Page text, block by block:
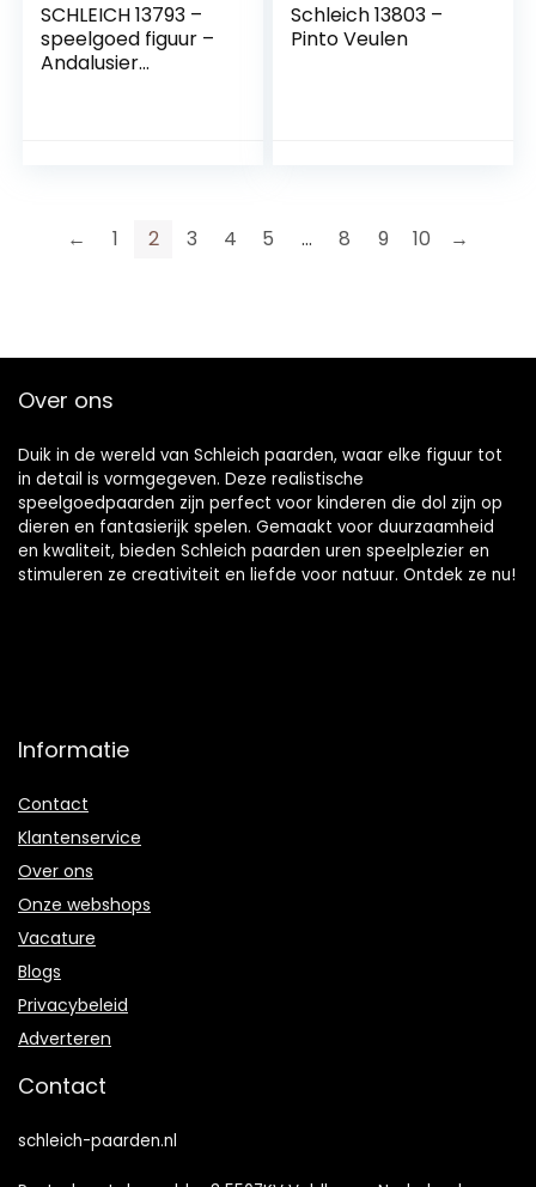
SCHLEICH 13793 –
speelgoed figuur –
Andalusier
Schleich 13803 –
Pinto Veulen
← 1 2 3 4 5 … 8 9 10 →
Over ons
Duik in de wereld van Schleich paarden, waar elke figuur tot
in detail is vormgegeven. Deze realistische
speelgoedpaarden zijn perfect voor kinderen die dol zijn op
dieren en fantasierijk spelen. Gemaakt voor duurzaamheid
en kwaliteit, bieden Schleich paarden uren speelplezier en
stimuleren ze creativiteit en liefde voor natuur. Ontdek ze nu!
Informatie
Contact
Klantenservice
Over ons
Onze webshops
Vacature
Blogs
Privacybeleid
Adverteren
Contact
schleich-paarden.nl